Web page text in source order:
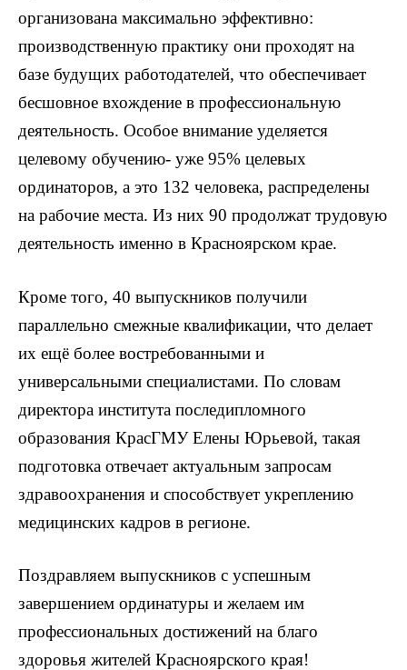
организована максимально эффективно:
производственную практику они проходят на
базе будущих работодателей, что обеспечивает
бесшовное вхождение в профессиональную
деятельность. Особое внимание уделяется
целевому обучению- уже 95% целевых
ординаторов, а это 132 человека, распределены
на рабочие места. Из них 90 продолжат трудовую
деятельность именно в Красноярском крае.
Кроме того, 40 выпускников получили
параллельно смежные квалификации, что делает
их ещё более востребованными и
универсальными специалистами. По словам
директора института последипломного
образования КрасГМУ Елены Юрьевой, такая
подготовка отвечает актуальным запросам
здравоохранения и способствует укреплению
медицинских кадров в регионе.
Поздравляем выпускников с успешным
завершением ординатуры и желаем им
профессиональных достижений на благо
здоровья жителей Красноярского края!